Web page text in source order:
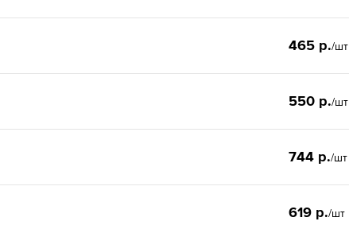
465 р./шт
550 р./шт
744 р./шт
619 р./шт